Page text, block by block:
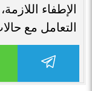
الإطفاء
التعامل مع